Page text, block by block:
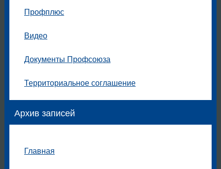
Профплюс
Видео
Документы Профсоюза
Территориальное соглашение
Архив записей
Главная